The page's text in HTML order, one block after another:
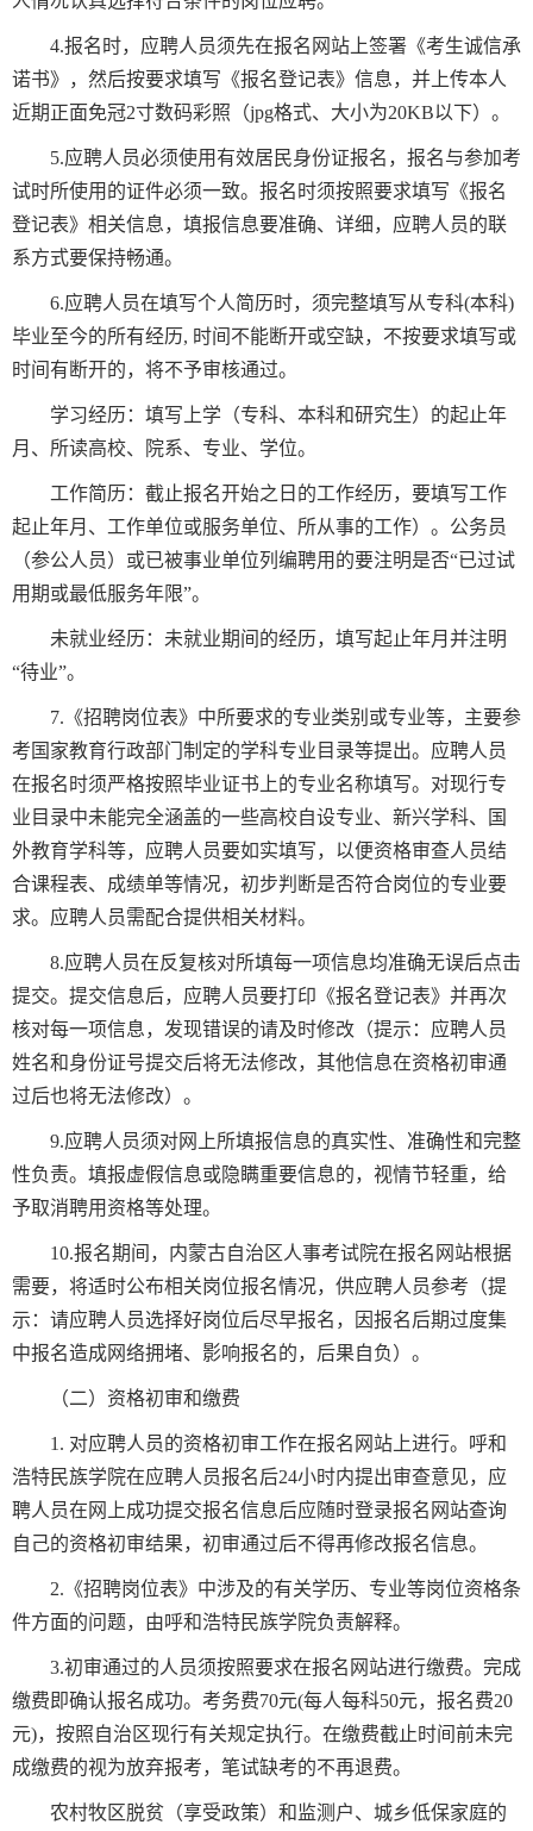
4.报名时，应聘人员须先在报名网站上签署《考生诚信承
诺书》，然后按要求填写《报名登记表》信息，并上传本人
近期正面免冠2寸数码彩照（jpg格式、大小为20KB以下）。
5.应聘人员必须使用有效居民身份证报名，报名与参加考
试时所使用的证件必须一致。报名时须按照要求填写《报名
登记表》相关信息，填报信息要准确、详细，应聘人员的联
系方式要保持畅通。
6.应聘人员在填写个人简历时，须完整填写从专科(本科)
毕业至今的所有经历, 时间不能断开或空缺，不按要求填写或
时间有断开的，将不予审核通过。
学习经历：填写上学（专科、本科和研究生）的起止年
月、所读高校、院系、专业、学位。
工作简历：截止报名开始之日的工作经历，要填写工作
起止年月、工作单位或服务单位、所从事的工作）。公务员
（参公人员）或已被事业单位列编聘用的要注明是否“已过试
用期或最低服务年限”。
未就业经历：未就业期间的经历，填写起止年月并注明
“待业”。
7.《招聘岗位表》中所要求的专业类别或专业等，主要参
考国家教育行政部门制定的学科专业目录等提出。应聘人员
在报名时须严格按照毕业证书上的专业名称填写。对现行专
业目录中未能完全涵盖的一些高校自设专业、新兴学科、国
外教育学科等，应聘人员要如实填写，以便资格审查人员结
合课程表、成绩单等情况，初步判断是否符合岗位的专业要
求。应聘人员需配合提供相关材料。
8.应聘人员在反复核对所填每一项信息均准确无误后点击
提交。提交信息后，应聘人员要打印《报名登记表》并再次
核对每一项信息，发现错误的请及时修改（提示：应聘人员
姓名和身份证号提交后将无法修改，其他信息在资格初审通
过后也将无法修改）。
9.应聘人员须对网上所填报信息的真实性、准确性和完整
性负责。填报虚假信息或隐瞒重要信息的，视情节轻重，给
予取消聘用资格等处理。
10.报名期间，内蒙古自治区人事考试院在报名网站根据
需要，将适时公布相关岗位报名情况，供应聘人员参考（提
示：请应聘人员选择好岗位后尽早报名，因报名后期过度集
中报名造成网络拥堵、影响报名的，后果自负）。
（二）资格初审和缴费
1. 对应聘人员的资格初审工作在报名网站上进行。呼和
浩特民族学院在应聘人员报名后24小时内提出审查意见，应
聘人员在网上成功提交报名信息后应随时登录报名网站查询
自己的资格初审结果，初审通过后不得再修改报名信息。
2.《招聘岗位表》中涉及的有关学历、专业等岗位资格条
件方面的问题，由呼和浩特民族学院负责解释。
3.初审通过的人员须按照要求在报名网站进行缴费。完成
缴费即确认报名成功。考务费70元(每人每科50元，报名费20
元)，按照自治区现行有关规定执行。在缴费截止时间前未完
成缴费的视为放弃报考，笔试缺考的不再退费。
农村牧区脱贫（享受政策）和监测户、城乡低保家庭的